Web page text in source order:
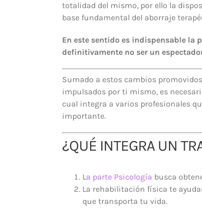
totalidad del mismo, por ello la
base fundamental del aborraje
En este sentido es indispensable la
definitivamente no ser un
Sumado a estos cambios
impulsados por ti mismo, es nece
cual integra a varios profesionales
importante.
¿QUÉ INTEGRA UN
La parte Psicología busca
La rehabilitación física te
que transporta tu vida.